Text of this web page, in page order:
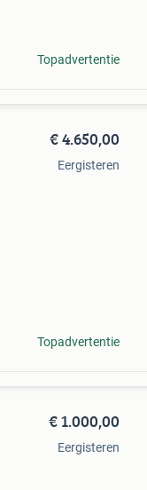
Topadvertentie
€ 4.650,00
Eergisteren
Topadvertentie
€ 1.000,00
Eergisteren